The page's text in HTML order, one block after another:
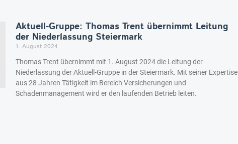
Aktuell-Gruppe: Thomas Trent übernimmt Leitung
der Niederlassung Steiermark
1. August 2024
Thomas Trent übernimmt mit 1. August 2024 die Leitung der
Niederlassung der Aktuell-Gruppe in der Steiermark. Mit seiner Expertise
aus 28 Jahren Tätigkeit im Bereich Versicherungen und
Schadenmanagement wird er den laufenden Betrieb leiten.